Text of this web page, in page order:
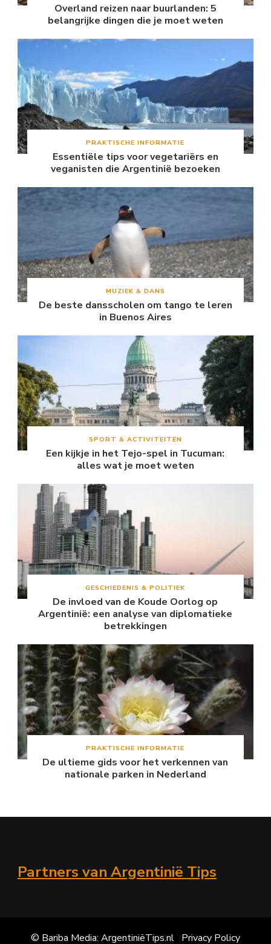
Overland reizen naar buurlanden: 5
belangrijke dingen die je moet weten
PRAKTISCHE INFORMATIE
Essentiële tips voor vegetariërs en
veganisten die Argentinië bezoeken
MUZIEK & DANS
De beste dansscholen om tango te leren
in Buenos Aires
SPORT & ACTIVITEITEN
Een kijkje in het Tejo-spel in Tucuman:
alles wat je moet weten
GESCHIEDENIS & POLITIEK
De invloed van de Koude Oorlog op
Argentinië: een analyse van diplomatieke
betrekkingen
PRAKTISCHE INFORMATIE
De ultieme gids voor het verkennen van
nationale parken in Nederland
Partners van Argentinië Tips
© Bariba Media: ArgentiniëTips.nl Privacy Policy